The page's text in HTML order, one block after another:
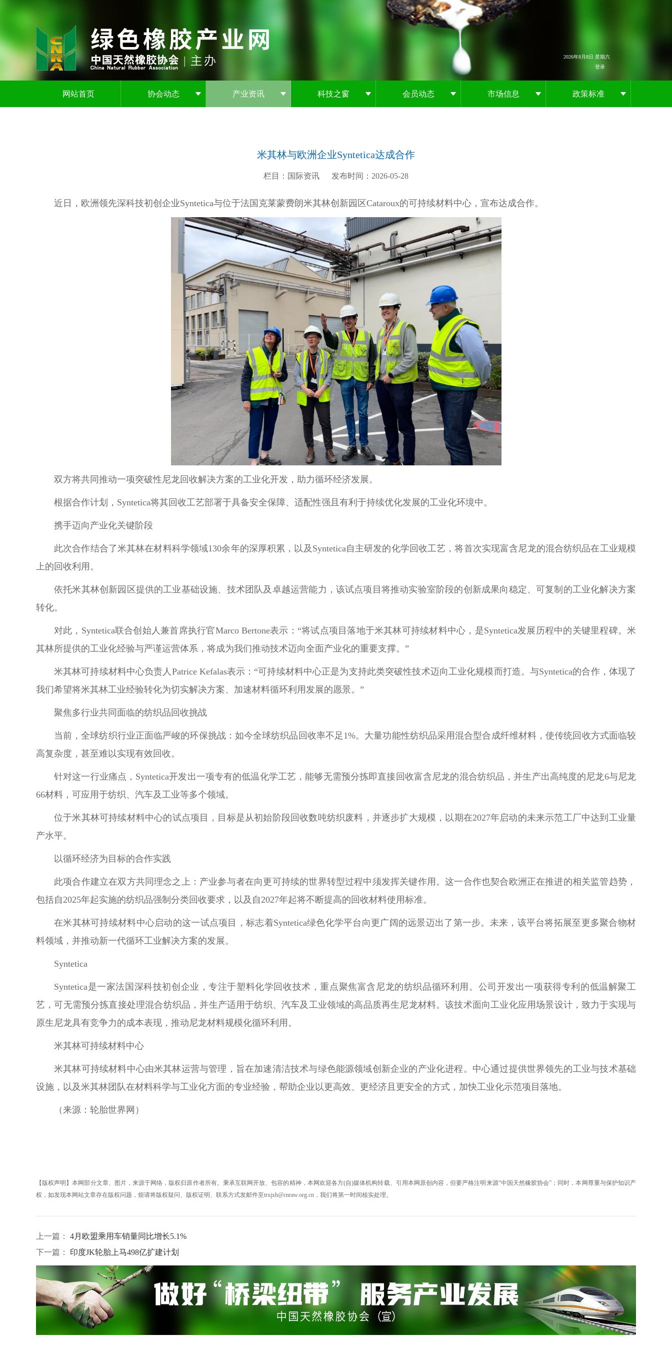
2026年8月8日 星期六
登录
网站首页 协会动态 产业资讯 科技之窗 会员动态 市场信息 政策标准
米其林与欧洲企业Syntetica达成合作
栏目：国际资讯 发布时间：2026-05-28
近日，欧洲领先深科技初创企业Syntetica与位于法国克莱蒙费朗米其林创新园区Cataroux的可持续材料中心，宣布达成合作。
双方将共同推动一项突破性尼龙回收解决方案的工业化开发，助力循环经济发展。
根据合作计划，Syntetica将其回收工艺部署于具备安全保障、适配性强且有利于持续优化发展的工业化环境中。
携手迈向产业化关键阶段
此次合作结合了米其林在材料科学领域130余年的深厚积累，以及Syntetica自主研发的化学回收工艺，将首次实现富含尼龙的混合纺织品在工业规模
上的回收利用。
依托米其林创新园区提供的工业基础设施、技术团队及卓越运营能力，该试点项目将推动实验室阶段的创新成果向稳定、可复制的工业化解决方案
转化。
对此，Syntetica联合创始人兼首席执行官Marco Bertone表示：“将试点项目落地于米其林可持续材料中心，是Syntetica发展历程中的关键里程碑。米
其林所提供的工业化经验与严谨运营体系，将成为我们推动技术迈向全面产业化的重要支撑。”
米其林可持续材料中心负责人Patrice Kefalas表示：“可持续材料中心正是为支持此类突破性技术迈向工业化规模而打造。与Syntetica的合作，体现了
我们希望将米其林工业经验转化为切实解决方案、加速材料循环利用发展的愿景。”
聚焦多行业共同面临的纺织品回收挑战
当前，全球纺织行业正面临严峻的环保挑战：如今全球纺织品回收率不足1%。大量功能性纺织品采用混合型合成纤维材料，使传统回收方式面临较
高复杂度，甚至难以实现有效回收。
针对这一行业痛点，Syntetica开发出一项专有的低温化学工艺，能够无需预分拣即直接回收富含尼龙的混合纺织品，并生产出高纯度的尼龙6与尼龙
66材料，可应用于纺织、汽车及工业等多个领域。
位于米其林可持续材料中心的试点项目，目标是从初始阶段回收数吨纺织废料，并逐步扩大规模，以期在2027年启动的未来示范工厂中达到工业量
产水平。
以循环经济为目标的合作实践
此项合作建立在双方共同理念之上：产业参与者在向更可持续的世界转型过程中须发挥关键作用。这一合作也契合欧洲正在推进的相关监管趋势，
包括自2025年起实施的纺织品强制分类回收要求，以及自2027年起将不断提高的回收材料使用标准。
在米其林可持续材料中心启动的这一试点项目，标志着Syntetica绿色化学平台向更广阔的远景迈出了第一步。未来，该平台将拓展至更多聚合物材
料领域，并推动新一代循环工业解决方案的发展。
Syntetica
Syntetica是一家法国深科技初创企业，专注于塑料化学回收技术，重点聚焦富含尼龙的纺织品循环利用。公司开发出一项获得专利的低温解聚工
艺，可无需预分拣直接处理混合纺织品，并生产适用于纺织、汽车及工业领域的高品质再生尼龙材料。该技术面向工业化应用场景设计，致力于实现与
原生尼龙具有竞争力的成本表现，推动尼龙材料规模化循环利用。
米其林可持续材料中心
米其林可持续材料中心由米其林运营与管理，旨在加速清洁技术与绿色能源领域创新企业的产业化进程。中心通过提供世界领先的工业与技术基础
设施，以及米其林团队在材料科学与工业化方面的专业经验，帮助企业以更高效、更经济且更安全的方式，加快工业化示范项目落地。
（来源：轮胎世界网）
【版权声明】本网部分文章、图片，来源于网络，版权归原作者所有。秉承互联网开放、包容的精神，本网欢迎各方(自)媒体机构转载、引用本网原创内容，但要严格注明来源“中国天然橡胶协会”；同时，本网尊重与保护知识产
权，如发现本网站文章存在版权问题，烦请将版权疑问、版权证明、联系方式发邮件至trxjxh@cnraw.org.cn，我们将第一时间核实处理。
上一篇：
4月欧盟乘用车销量同比增长5.1%
下一篇：
印度JK轮胎上马498亿扩建计划